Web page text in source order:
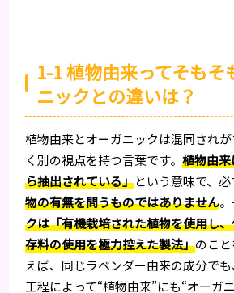
1-1 植物由来ってそもそ
ニックとの違いは？
植物由来とオーガニックは混同され
く別の視点を持つ言葉です。植物由
ら抽出されている」という意味で、
物の有無を問うものではありません
クは「有機栽培された植物を使用し
存料の使用を極力控えた製法」のこ
えば、同じラベンダー由来の成分で
工程によって“植物由来”にも“オーガ